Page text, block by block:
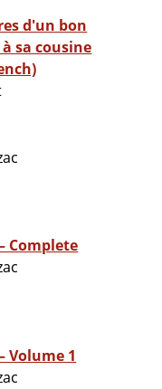
d'un bon
sa cousine
Complete
Volume 1